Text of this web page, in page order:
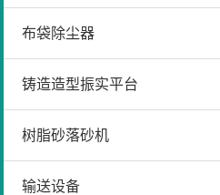
布袋除尘器
铸造造型振实平台
树脂砂落砂机
输送设备